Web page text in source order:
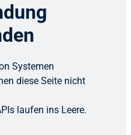
Systemen
diese Seite nicht
laufen ins Leere.